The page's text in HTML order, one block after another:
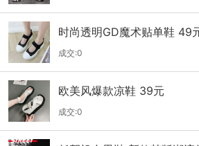
时尚透明GD魔术贴单鞋 49
成交:0
欧美风爆款凉鞋 39元
成交:0